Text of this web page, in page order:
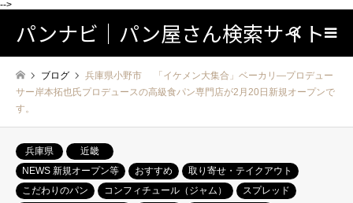
-->
パンナビ｜パン屋さん検索サイト検索
ブログ
兵庫県小野市 「イケメン大集合」ベーカリ―プロデュー
サー岸本拓也氏プロデュースの高級食パン専門店が2月20日新規オープンで
す。
兵庫県
近畿
NEWS 新規オープン等
おすすめ
取り寄せ・テイクアウト
こだわりのパン
コンフィチュール（ジャム）
スプレッド